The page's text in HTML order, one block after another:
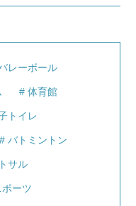
レーボール
体育館
トイレ
バトミントン
サル
ーツ